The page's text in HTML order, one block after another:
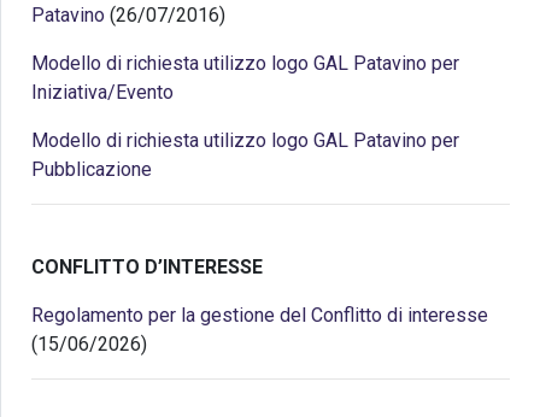
Patavino (26/07/2016)
Modello di richiesta utilizzo logo GAL Patavino per
Iniziativa/Evento
Modello di richiesta utilizzo logo GAL Patavino per
Pubblicazione
CONFLITTO D’INTERESSE
Regolamento per la gestione del Conflitto di interesse
(15/06/2026)